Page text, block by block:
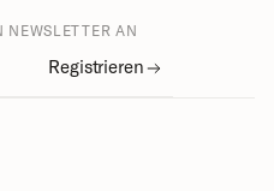
NEWSLETTER AN
Registrieren